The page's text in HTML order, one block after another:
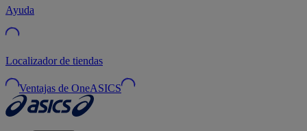
Ayuda
Localizador de tiendas
Ventajas de OneASICS